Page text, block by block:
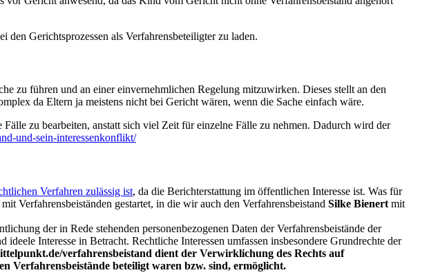
den Gerichtsprozessen als Verfahrensbeteiligter zu laden.
zu führen und an einer einvernehmlichen Regelung mitzuwirken. Dieses stellt an den
da Eltern ja meistens nicht bei Gericht wären, wenn die Sache einfach wäre.
zu bearbeiten, anstatt sich viel Zeit für einzelne Fälle zu nehmen. Dadurch wird der
und-sein-interessenkonflikt/
Verfahren zulässig ist, da die Berichterstattung im öffentlichen Interesse ist. Was für
Verfahrensbeiständen gestartet, in die wir auch den Verfahrensbeistand Silke Bienert mit
der in Rede stehenden personenbezogenen Daten der Verfahrensbeistände der
Interesse in Betracht. Rechtliche Interessen umfassen insbesondere Grundrechte der
verfahrensbeistand dient der Verwirklichung des Rechts auf
Verfahrensbeistände beteiligt waren bzw. sind, ermöglicht.